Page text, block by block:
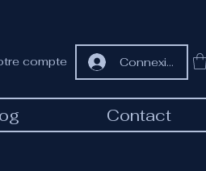
compte Connexion
Contact